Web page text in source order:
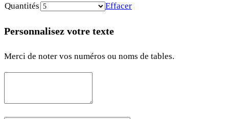
Quantités Effacer
Personnalisez votre texte
Merci de noter vos numéros ou noms de tables.